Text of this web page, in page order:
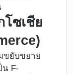
ซเชีย
ขยับขยาย
น F-